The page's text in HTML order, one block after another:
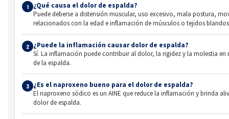
1
¿Qué causa el dolor de espalda?
Puede deberse a distensión muscular, uso excesivo, mala postura,
relacionados con la edad e inflamación de músculos o tejidos
2
¿Puede la inflamación causar dolor de espalda?
Sí. La inflamación puede contribuir al dolor, la rigidez y la molestia
de la espalda.
3
¿Es el naproxeno bueno para el dolor de espalda?
El naproxeno sódico es un AINE que reduce la inflamación y brinda
dolor de espalda.